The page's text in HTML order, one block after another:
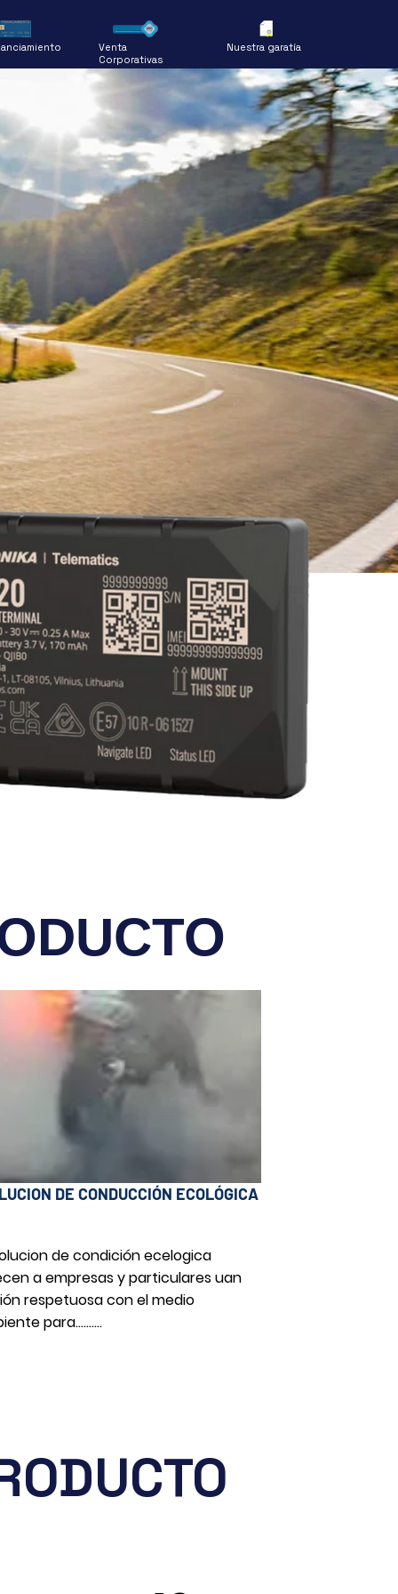
Venta
Corporativas
Nuestra garatía
DE CONDUCCIÓN ECOLÓGICA
de condición ecelogica
a empresas y particulares uan
respetuosa con el medio
para..........